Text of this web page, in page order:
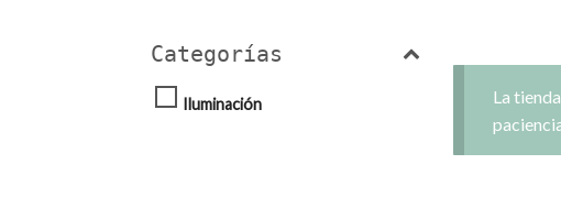
Categorías
Iluminación
La